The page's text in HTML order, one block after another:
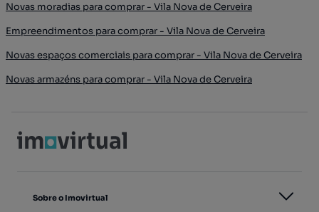
Novas moradias para comprar - Vila Nova de Cerveira
Empreendimentos para comprar - Vila Nova de Cerveira
Novas espaços comerciais para comprar - Vila Nova de Cerveira
Novas armazéns para comprar - Vila Nova de Cerveira
Sobre o Imovirtual